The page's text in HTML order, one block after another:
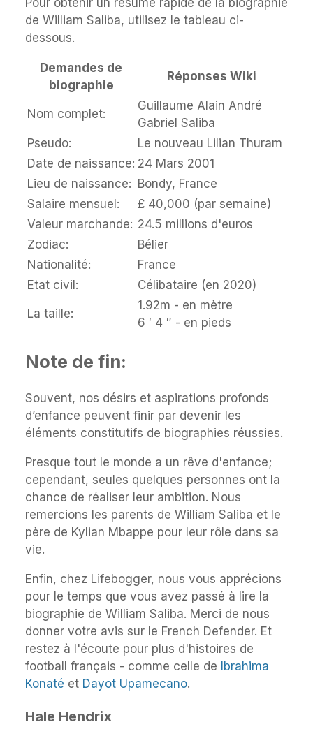
de William Saliba, utilisez le tableau ci-
dessous.
Demandes de
biographie
Réponses Wiki
Nom complet:
Guillaume Alain André
Gabriel Saliba
Pseudo:
Le nouveau Lilian Thuram
Date de naissance: 24 Mars 2001
Lieu de naissance: Bondy, France
Salaire mensuel:
£ 40,000 (par semaine)
Valeur marchande: 24.5 millions d'euros
Zodiac:
Bélier
Nationalité:
France
Etat civil:
Célibataire (en 2020)
La taille:
1.92m - en mètre
6 ′ 4 ″ - en pieds
Note de fin:
Souvent, nos désirs et aspirations profonds
d’enfance peuvent finir par devenir les
éléments constitutifs de biographies réussies.
Presque tout le monde a un rêve d'enfance;
cependant, seules quelques personnes ont la
chance de réaliser leur ambition. Nous
remercions les parents de William Saliba et le
père de Kylian Mbappe pour leur rôle dans sa
vie.
Enfin, chez Lifebogger, nous vous apprécions
pour le temps que vous avez passé à lire la
biographie de William Saliba. Merci de nous
donner votre avis sur le French Defender. Et
restez à l'écoute pour plus d'histoires de
football français - comme celle de Ibrahima
Konaté et Dayot Upamecano.
Hale Hendrix